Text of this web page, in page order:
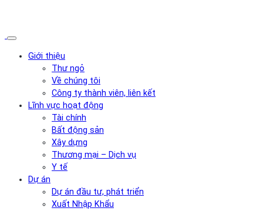
Giới thiệu
Thư ngỏ
Về chúng tôi
Công ty thành viên, liên kết
Lĩnh vực hoạt động
Tài chính
Bất động sản
Xây dựng
Thương mại – Dịch vụ
Y tế
Dự án
Dự án đầu tư, phát triển
Xuất Nhập Khẩu